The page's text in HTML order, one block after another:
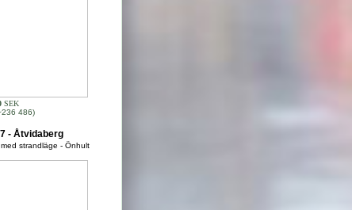
SEK
486)
- Åtvidaberg
strandläge - Önhult